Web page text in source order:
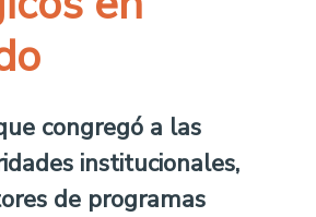
congregó a las
institucionales,
de programas